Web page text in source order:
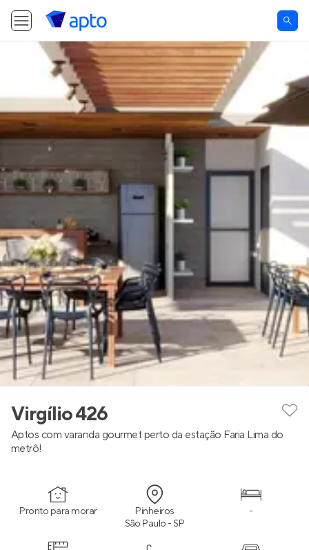
Virgílio 426
Aptos com varanda gourmet perto da estação Faria Lima do
metrô!
Pronto para morar Pinheiros
São Paulo - SP
-